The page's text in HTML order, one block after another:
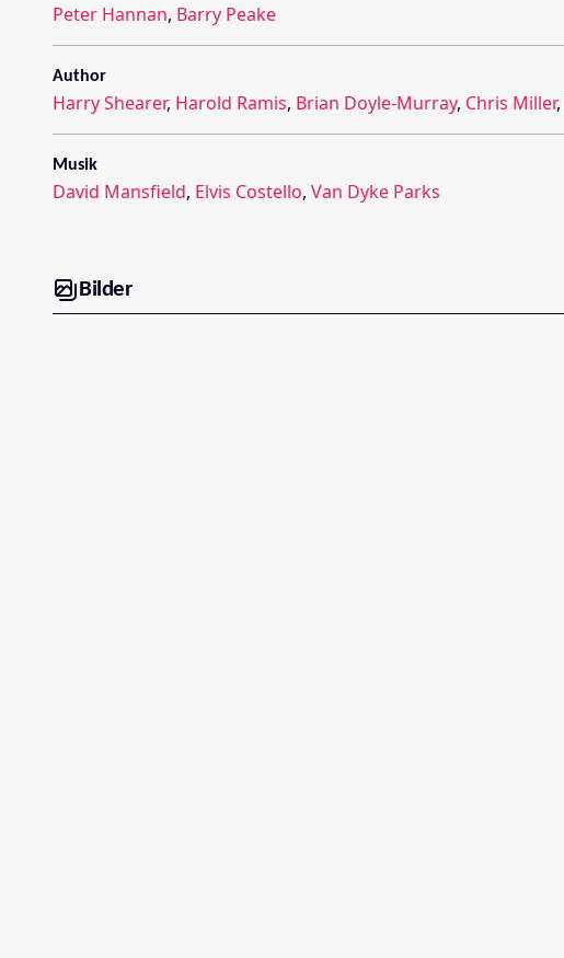
Peter Hannan, Barry Peake
Author
Harry Shearer, Harold Ramis, Brian Doyle-Murray, Chris Miller,
Musik
David Mansfield, Elvis Costello, Van Dyke Parks
Bilder